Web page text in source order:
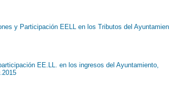
y Participación EELL en los Tributos del
EE.LL. en los ingresos del Ayuntamiento,